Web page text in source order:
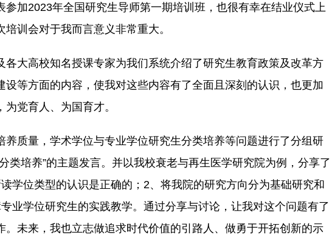
加2023年全国研究生导师第一期培训班，也很有幸在结业仪式上
训会对于我而言意义非常重大。
大高校知名授课专家为我们系统介绍了研究生教育政策及改革方
等方面的内容，使我对这些内容有了全面且深刻的认识，也更加
党育人、为国育才。
质量，学术学位与专业学位研究生分类培养等问题进行了分组研
培养”的主题发言。并以我校衰老与再生医学研究院为例，分享了
学位类型的认识是正确的；2、将我院的研究方向分为基础研究和
业学位研究生的实践教学。通过分享与讨论，让我对这个问题有了
未来，我也立志做追求时代价值的引路人、做勇于开拓创新的示